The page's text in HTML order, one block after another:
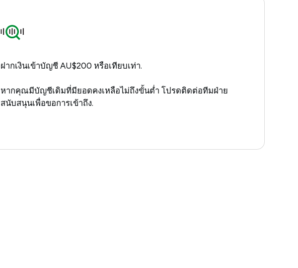
ฝากเงินเข้าบัญชี AU$200 หรือเทียบเท่า.
หากคุณมีบัญชีเดิมที่มียอดคงเหลือไม่ถึงขั้นต่ำ โปรดติดต่อทีมฝ่าย
สนับสนุนเพื่อขอการเข้าถึง.